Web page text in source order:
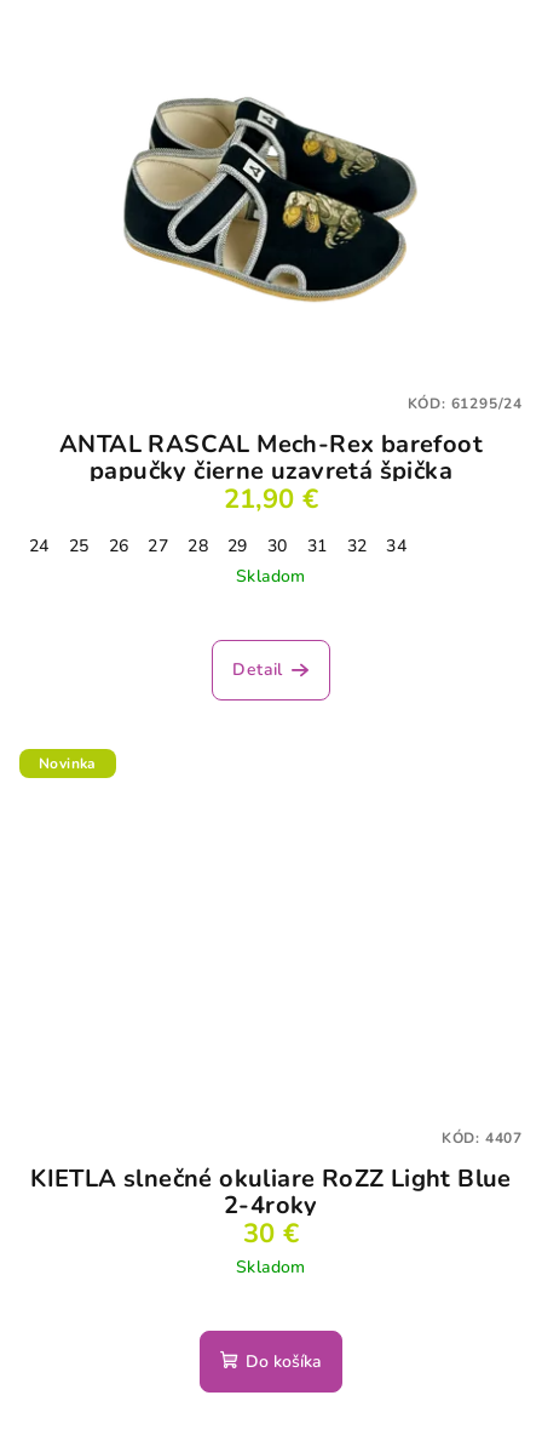
ANTAL RASCAL Mech-Rex barefoot
papučky čierne uzavretá špička
21,90 €
24 25 26 27 28 29 30 31 32
34
Skladom
Detail
KÓD: 61295/24
Novinka
KIETLA slnečné okuliare RoZZ Light Blue
2-4roky
30 €
Skladom
Do košíka
KÓD: 4407